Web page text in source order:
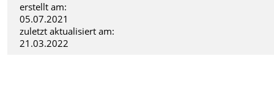
erstellt am:
05.07.2021
zuletzt aktualisiert am:
21.03.2022